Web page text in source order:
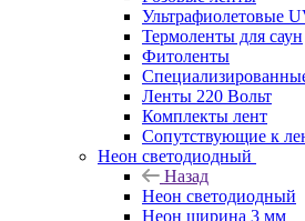
Ультрафиолетовые
Термоленты для саун
Фитоленты
Ленты 220 Вольт
Комплекты лент
Сопутствующие к
Неон светодиодный
Назад
Неон светодиодный
Неон ширина 3 мм